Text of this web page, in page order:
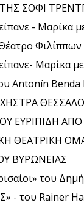
ΣΟΦΙ
- Μαρίκα
Φιλίππων
Μαρίκα
Antonín
ΕΥΡΙΠΙΔΗ
ΘΕΑΤΡΙΚΗ
ΒΥΡΩΝΕΙΑΣ
του
- του Rainer